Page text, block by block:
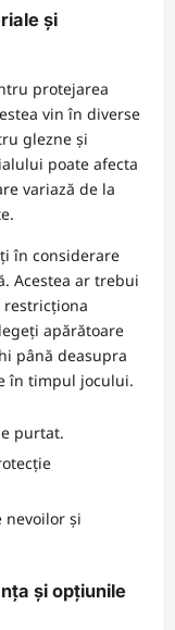
și
protejarea
vin în diverse
glezne și
poate afecta
variază de la
în considerare
Acestea ar trebui
restricționa
apărătoare
până deasupra
în timpul jocului.
purtat.
nevoilor și
și opțiunile